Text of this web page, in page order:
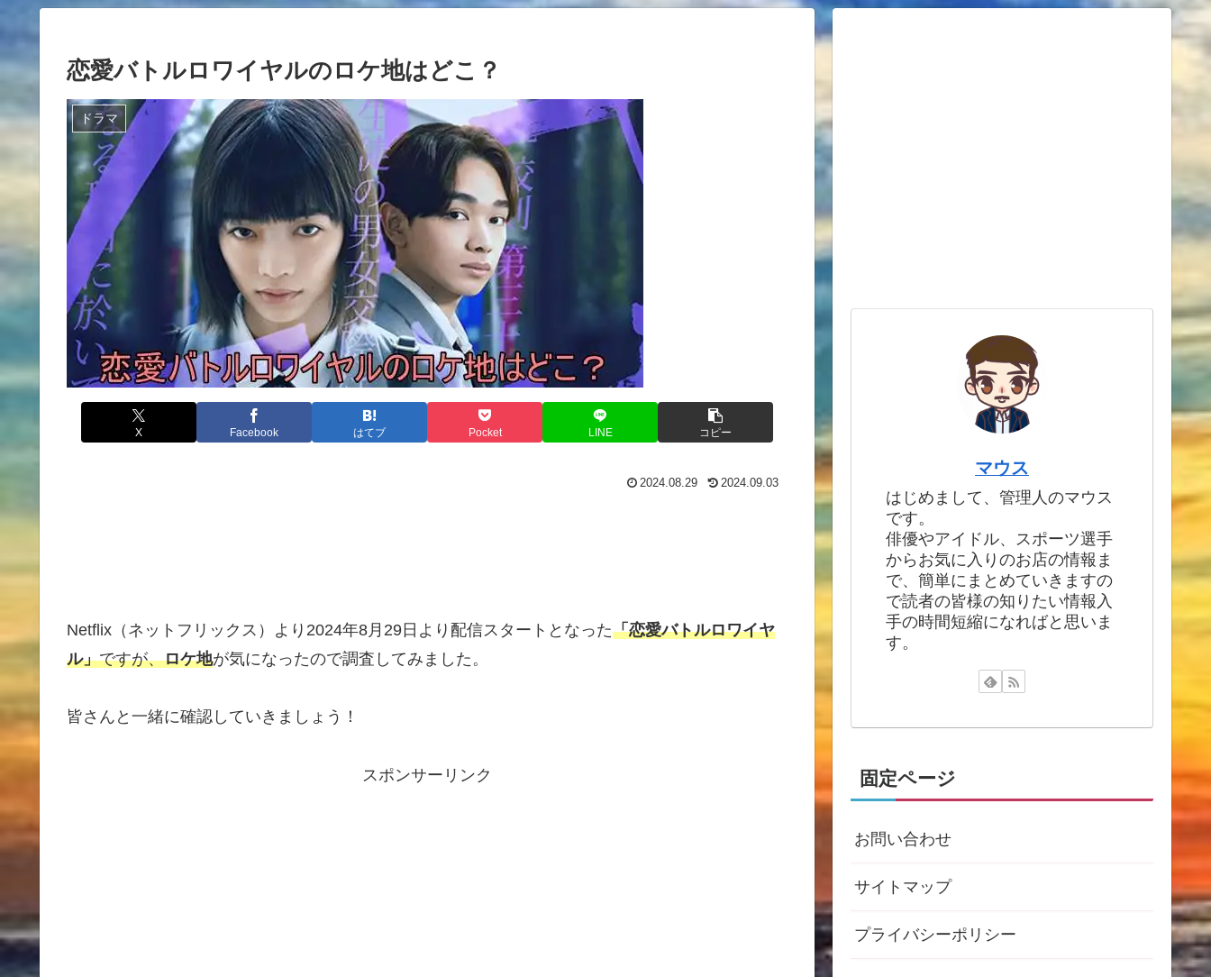
恋愛バトルロワイヤルのロケ地はどこ？
ドラマ
X Facebook はてブ Pocket LINE コピー
2024.08.29 2024.09.03
Netflix（ネットフリックス）より2024年8月29日より配信スタートとなった「恋愛バトルロワイヤ
ル」ですが、ロケ地が気になったので調査してみました。
皆さんと一緒に確認していきましょう！
スポンサーリンク
マウス
はじめまして、管理人のマウス
です。
俳優やアイドル、スポーツ選手
からお気に入りのお店の情報ま
で、簡単にまとめていきますの
で読者の皆様の知りたい情報入
手の時間短縮になればと思いま
す。
固定ページ
お問い合わせ
サイトマップ
プライバシーポリシー